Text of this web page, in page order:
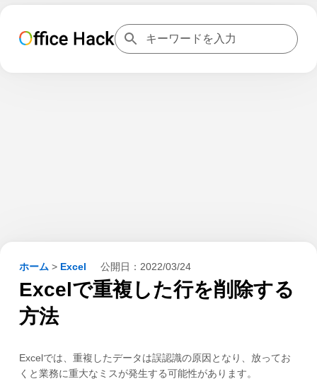
ホーム > Excel 公開日： 2022/03/24
Excelで重複した行を削除する
方法
Excelでは、重複したデータは誤認識の原因となり、放ってお
くと業務に重大なミスが発生する可能性があります。